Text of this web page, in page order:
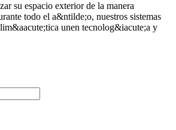
su espacio exterior de la manera
todo el a&ntilde;o, nuestros sistemas
unen tecnolog&iacute;a y